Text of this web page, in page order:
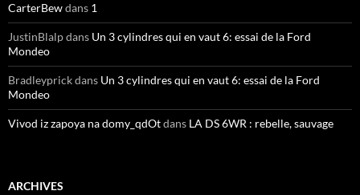
CarterBewdans 1
JustinBlalpdans Un 3 cylindres qui en vaut 6: essai de la Ford
Mondeo
Bradleyprickdans Un 3 cylindres qui en vaut 6: essai de la Ford
Mondeo
Vivod iz zapoya na domy_qdOtdans LA DS 6WR : rebelle, sauvage
ARCHIVES